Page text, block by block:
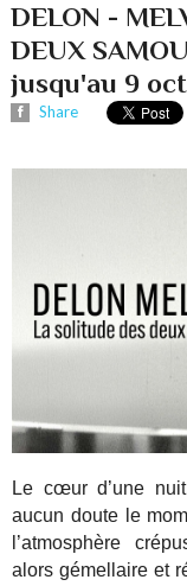
DELON -
DEUX
jusqu'au 9
Share
Le cœur d’une
aucun doute le
l’atmosphère
alors gémellaire et